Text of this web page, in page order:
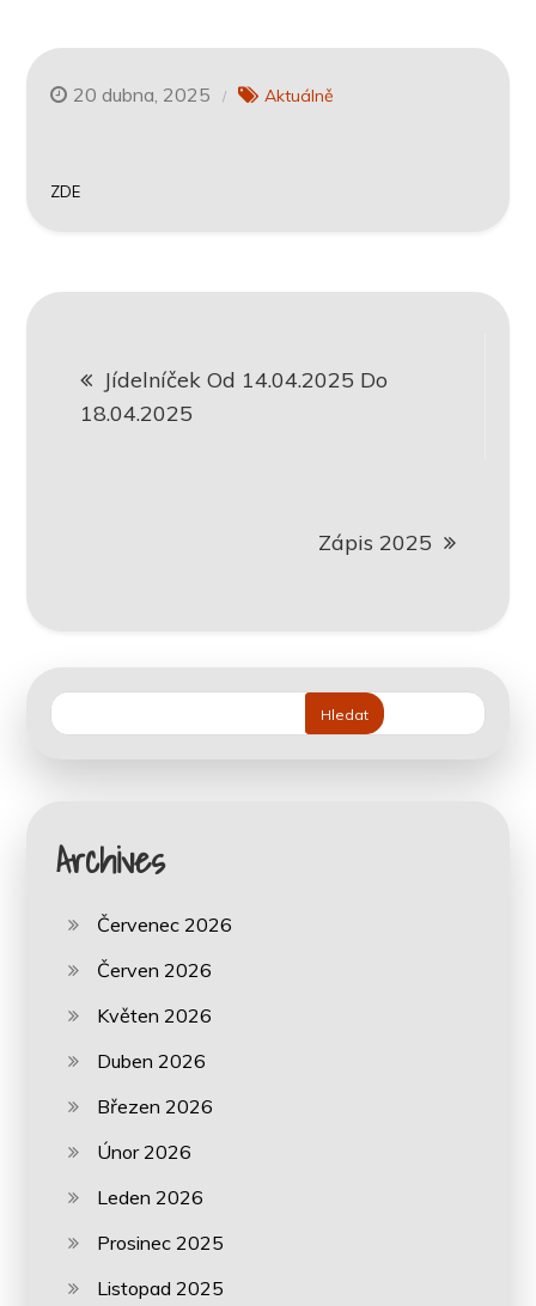
20 dubna, 2025 Aktuálně
ZDE
proJídelníček Od 14.04.2025 Do
18.04.2025
Zápis 2025
Hledat
Archives
Červenec 2026
Červen 2026
Květen 2026
Duben 2026
Březen 2026
Únor 2026
Leden 2026
Prosinec 2025
Listopad 2025